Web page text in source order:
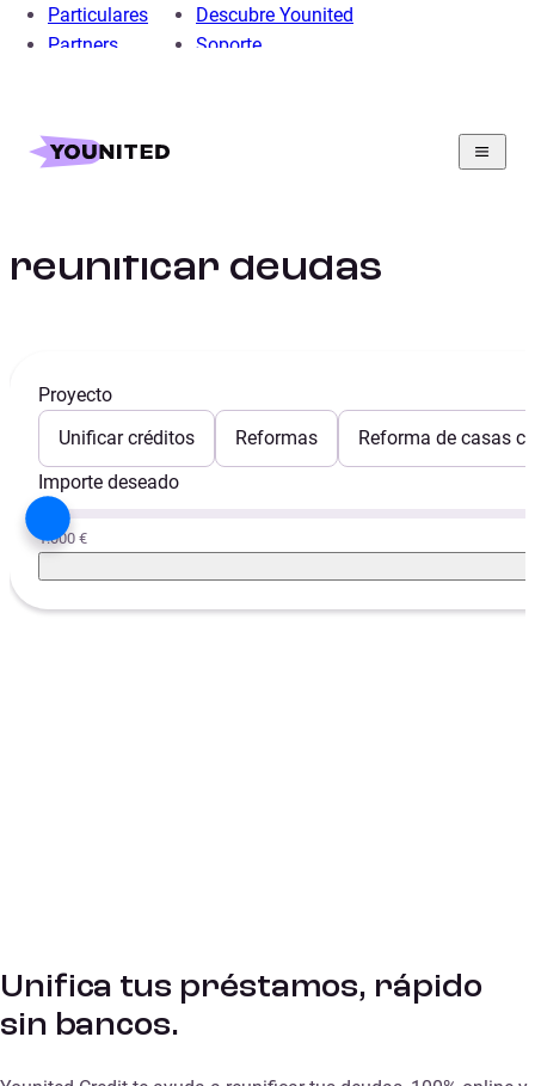
Particulares
Partners
Descubre Younited
Soporte
Home
reunificar deudas
Proyecto
Unificar créditos
Reformas
Reforma de casas
Importe deseado
1.000 €
Unifica tus préstamos, rápido
sin bancos.